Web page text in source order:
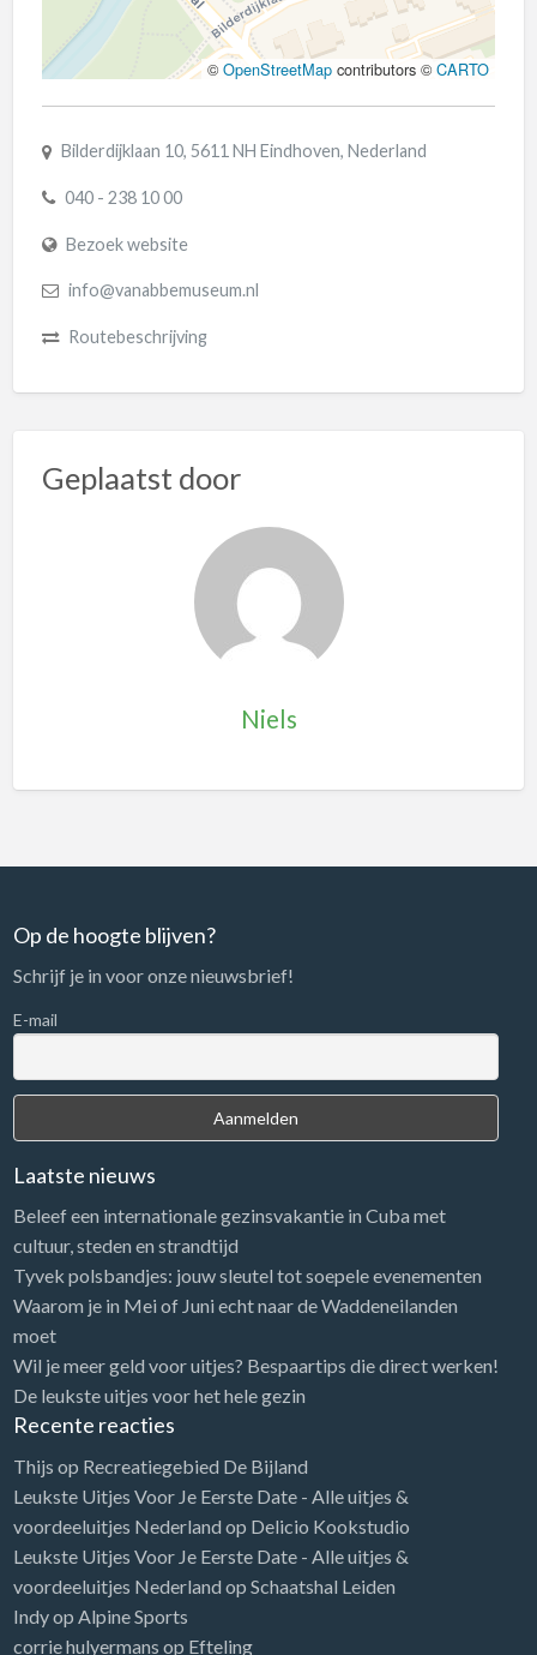
©OpenStreetMap contributors ©CARTO
Bilderdijklaan 10, 5611 NH Eindhoven, Nederland
040 - 238 10 00
Bezoek website
info@vanabbemuseum.nl
Routebeschrijving
Geplaatst door
Niels
Op de hoogte blijven?
Schrijf je in voor onze nieuwsbrief!
E-mail
Laatste nieuws
Beleef een internationale gezinsvakantie in Cuba met
cultuur, steden en strandtijd
Tyvek polsbandjes: jouw sleutel tot soepele evenementen
Waarom je in Mei of Juni echt naar de Waddeneilanden
moet
Wil je meer geld voor uitjes? Bespaartips die direct werken!
De leukste uitjes voor het hele gezin
Recente reacties
Thijs op Recreatiegebied De Bijland
Leukste Uitjes Voor Je Eerste Date - Alle uitjes &
voordeeluitjes Nederland op Delicio Kookstudio
Leukste Uitjes Voor Je Eerste Date - Alle uitjes &
voordeeluitjes Nederland op Schaatshal Leiden
Indyop Alpine Sports
corrie hulyermans op Efteling